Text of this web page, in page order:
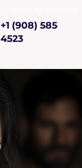
+1 (908) 585
4523